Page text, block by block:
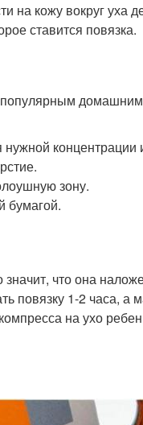
на кожу вокруг уха
ставится повязка.
домашним
концентрации
зону.
бумагой.
что она
повязку 1-2 часа,
на ухо